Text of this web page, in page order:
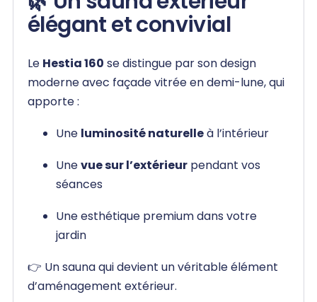
élégant et convivial
Le Hestia 160 se distingue par son design
moderne avec façade vitrée en demi-lune, qui
apporte :
Une luminosité naturelleà l’intérieur
Unevue sur l’extérieur pendant vos
séances
Une esthétique premium dans votre
jardin
👉 Un sauna qui devient un véritable élément
d’aménagement extérieur.